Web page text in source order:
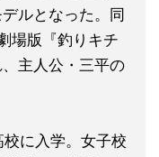
ルとなった。同
場版『釣りキチ
主人公・三平の
に入学。女子校